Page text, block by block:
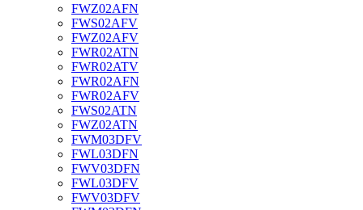
FWZ02AFN
FWS02AFV
FWZ02AFV
FWR02ATN
FWR02ATV
FWR02AFN
FWR02AFV
FWS02ATN
FWZ02ATN
FWM03DFV
FWL03DFN
FWV03DFN
FWL03DFV
FWV03DFV